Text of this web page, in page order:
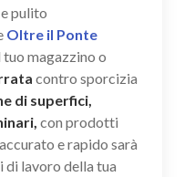
pulito
Oltre il Ponte
magazzino o
contro sporcizia
di superfici,
con prodotti
e rapido sarà
di lavoro della tua